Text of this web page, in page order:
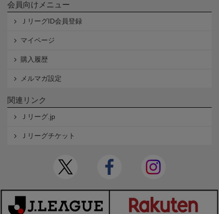
会員向けメニュー
ＪリーグID会員登録
マイページ
購入履歴
メルマガ設定
関連リンク
Ｊリーグ.jp
Ｊリーグチケット